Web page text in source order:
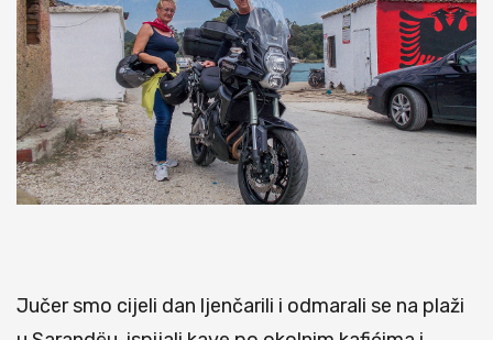
Jučer smo cijeli dan ljenčarili i odmarali se na plaži